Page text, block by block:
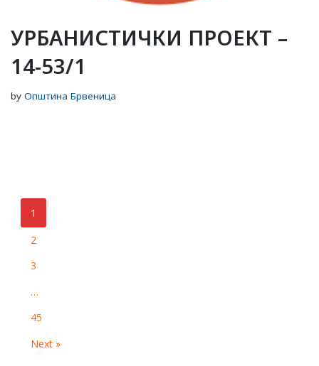
УРБАНИСТИЧКИ ПРОЕКТ –
14-53/1
by Општина Брвеница
1
2
3
…
45
Next »